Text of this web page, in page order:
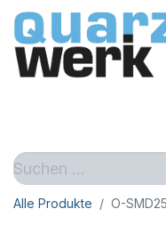
Alle Produkte O-